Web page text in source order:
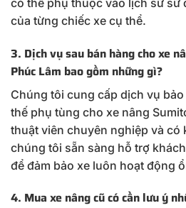
của từng chiếc xe cụ thể.
3. Dịch vụ sau bán hàng cho xe
Phúc Lâm bao gồm những gì?
Chúng tôi cung cấp dịch vụ
thế phụ tùng cho xe nâng
thuật viên chuyên nghiệp và có
chúng tôi sẵn sàng hỗ trợ
để đảm bảo xe luôn hoạt động
4. Mua xe nâng cũ có cần lưu ý